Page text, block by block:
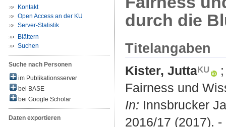
Kontakt
Open Access an der KU
Server-Statistik
Blättern
Suchen
Suche nach Personen
im Publikationsserver
bei BASE
bei Google Scholar
Daten exportieren
durch die
Titelangaben
Kister, Jutta
Fairness und
In: Innsbrucker
2016/17 (2017).